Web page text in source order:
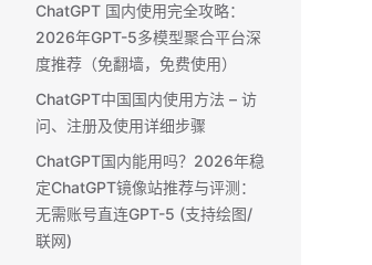
ChatGPT 国内使用完全攻略：
2026年GPT-5多模型聚合平台深
度推荐（免翻墙，免费使用）
ChatGPT中国国内使用方法 – 访
问、注册及使用详细步骤
ChatGPT国内能用吗？2026年稳
定ChatGPT镜像站推荐与评测：
无需账号直连GPT-5 (支持绘图/
联网)